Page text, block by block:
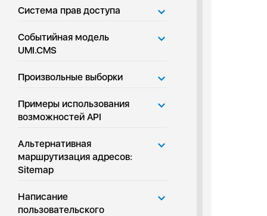
Система прав доступа
Событийная модель
UMI.CMS
Произвольные выборки
Примеры использования
возможностей API
Альтернативная
маршрутизация адресов:
Sitemap
Написание
пользовательского